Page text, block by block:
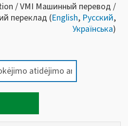
/ VMI Машинный перевод /
переклад (English, Русский,
Українська)